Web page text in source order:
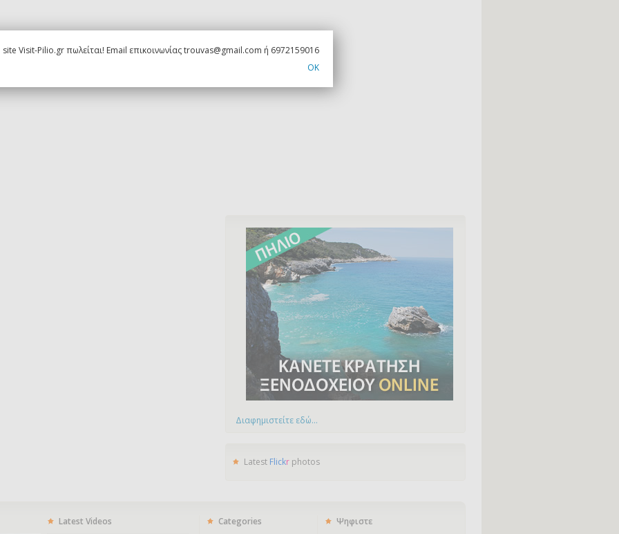
Διαφημιστείτε εδώ...
Latest Flickr photos
Latest Videos
Categories
Ψηφιστε
site Visit-Pilio.gr πωλείται! Email επικοινωνίας trouvas@gmail.com ή 6972159016
OK